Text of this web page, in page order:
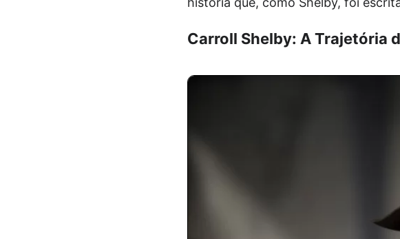
Carroll Shelby: A Trajetória